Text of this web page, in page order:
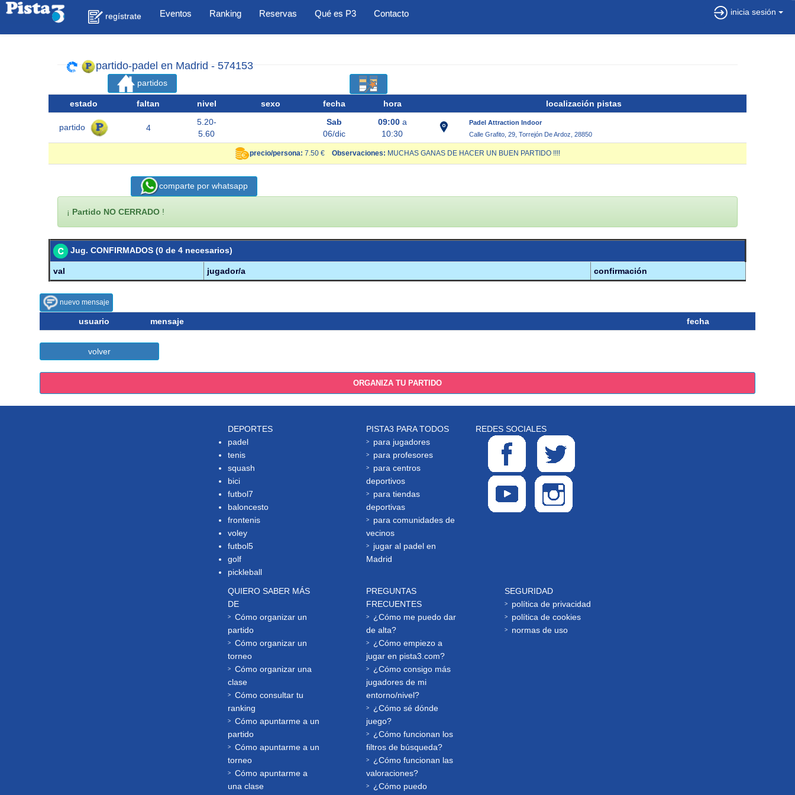
regístrate Eventos Ranking Reservas Qué es P3 Contacto inicia sesión
partido-padel en Madrid - 574153
partidos
estado faltan nivel sexo fecha hora localización pistas
partido 4
5.20-
5.60
Sab
06/dic
09:00a
10:30
Padel Attraction Indoor
Calle Grafito, 29, Torrejón De Ardoz, 28850
precio/persona: 7.50 € Observaciones: MUCHAS GANAS DE HACER UN BUEN PARTIDO !!!!
comparte por whatsapp
¡ Partido NO CERRADO !
Jug. CONFIRMADOS (0 de 4 necesarios)
val jugador/a confirmación
nuevo mensaje
usuario mensaje fecha
volver
ORGANIZA TU PARTIDO
DEPORTES
padel
tenis
squash
bici
futbol7
baloncesto
frontenis
voley
futbol5
golf
pickleball
PISTA3 PARA TODOS
para jugadores
para profesores
para centros
deportivos
para tiendas
deportivas
para comunidades de
vecinos
jugar al padel en
Madrid
REDES SOCIALES
QUIERO SABER MÁS
DE
Cómo organizar un
partido
Cómo organizar un
torneo
Cómo organizar una
clase
Cómo consultar tu
ranking
Cómo apuntarme a un
partido
Cómo apuntarme a un
torneo
Cómo apuntarme a
una clase
PREGUNTAS
FRECUENTES
¿Cómo me puedo dar
de alta?
¿Cómo empiezo a
jugar en pista3.com?
¿Cómo consigo más
jugadores de mi
entorno/nivel?
¿Cómo sé dónde
juego?
¿Cómo funcionan los
filtros de búsqueda?
¿Cómo funcionan las
valoraciones?
¿Cómo puedo
SEGURIDAD
política de privacidad
política de cookies
normas de uso